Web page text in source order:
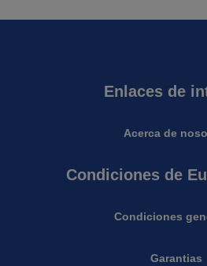
Enlaces de
Acerca de
Condiciones de
Condiciones
Garantias